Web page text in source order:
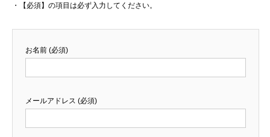
・【必須】の項目は必ず入力してください。
お名前 (必須)
メールアドレス (必須)